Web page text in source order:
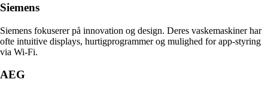
Siemens
Siemens fokuserer på innovation og design. Deres vaskemaskiner har
ofte intuitive displays, hurtigprogrammer og mulighed for app-styring
via Wi-Fi.
AEG